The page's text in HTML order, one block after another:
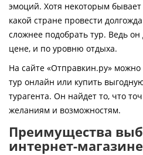
Как купить
Контакты
эмоций. Хотя некоторым бывает
какой стране провести
сложнее подобрать тур. Ведь
цене, и по уровню отдыха.
На сайте «Отправкин.ру» можно
тур онлайн или купить
турагента. Он найдет то, что
желаниям и возможностям.
Преимущества
интернет-